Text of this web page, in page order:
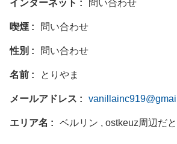
インターネット 問い合わせ
喫煙 問い合わせ
性別 問い合わせ
名前 とりやま
メールアドレス
エリア名 ベルリン , ostkeuz周辺だ